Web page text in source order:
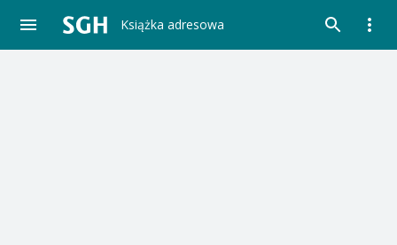
Książka adresowa